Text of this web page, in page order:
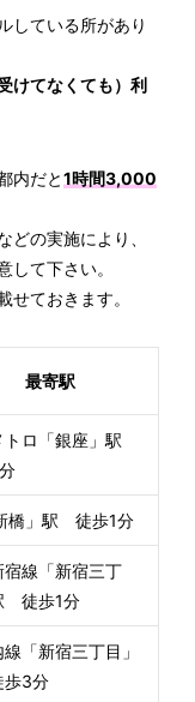
している所があり
けてなくても）利
内だと1時間3,000
どの実施により、
して下さい。
ておきます。
最寄駅
トロ「銀座」駅
橋」駅 徒歩1分
宿線「新宿三丁
徒歩1分
「新宿三丁目」
3分